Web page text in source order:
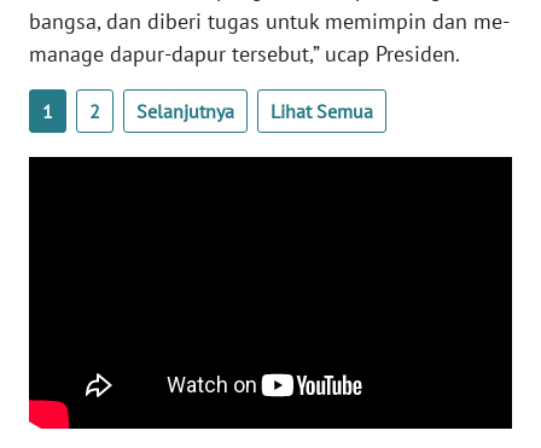
bangsa, dan diberi tugas untuk memimpin dan me-
manage dapur-dapur tersebut,” ucap Presiden.
1 2 Selanjutnya Lihat Semua
WN
BABEL
WN
WN
LAMPUNG